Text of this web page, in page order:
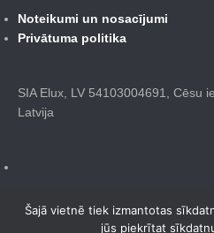
Noteikumi un nosacījumi
Privātuma politika
SIA Elux, LV 54103004691, Cēsu
Latvija
Šajā vietnē tiek izmantotas
jūs piekrītat